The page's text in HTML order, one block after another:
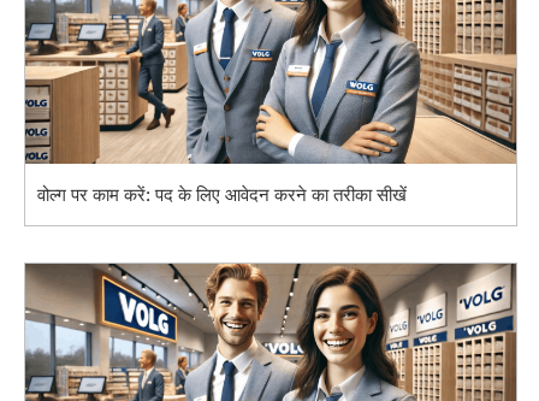
वोल्ग पर काम करें: पद के लिए आवेदन करने का तरीका सीखें